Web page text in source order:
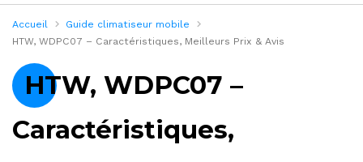
Accueil
Guide climatiseur mobile
HTW, WDPC07 – Caractéristiques, Meilleurs Prix & Avis
HTW, WDPC07 –
Caractéristiques,